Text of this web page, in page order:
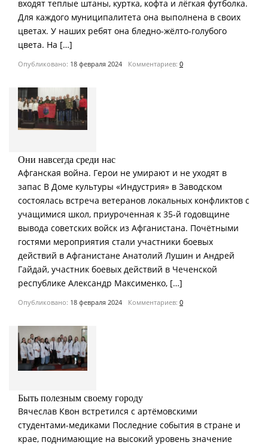
входят теплые штаны, куртка, кофта и лёгкая футболка.
Для каждого муниципалитета она выполнена в своих
цветах. У наших ребят она бледно-жёлто-голубого
цвета. На […]
Опубликовано: 18 февраля 2024 Комментариев: 0
Они навсегда среди нас
Афганская война. Герои не умирают и не уходят в
запас В Доме культуры «Индустрия» в Заводском
состоялась встреча ветеранов локальных конфликтов с
учащимися школ, приуроченная к 35-й годовщине
вывода советских войск из Афганистана. Почётными
гостями мероприятия стали участники боевых
действий в Афганистане Анатолий Лушин и Андрей
Гайдай, участник боевых действий в Чеченской
республике Александр Максименко, […]
Опубликовано: 18 февраля 2024 Комментариев: 0
Быть полезным своему городу
Вячеслав Квон встретился с артёмовскими
студентами-медиками Последние события в стране и
крае, поднимающие на высокий уровень значение